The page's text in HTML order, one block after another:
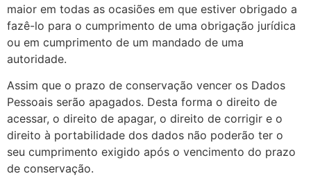
maior em todas as ocasiões em que estiver obrigado a
fazê-lo para o cumprimento de uma obrigação jurídica
ou em cumprimento de um mandado de uma
autoridade.
Assim que o prazo de conservação vencer os Dados
Pessoais serão apagados. Desta forma o direito de
acessar, o direito de apagar, o direito de corrigir e o
direito à portabilidade dos dados não poderão ter o
seu cumprimento exigido após o vencimento do prazo
de conservação.